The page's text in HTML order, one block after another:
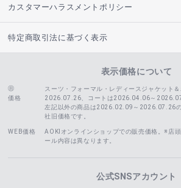
カスタマーハラスメントポリシー
特定商取引法に基づく表示
表示価格について
価格
スーツ・フォーマル・レディースジャケット
2026.07.26、コートは2026.04.06～
左記以外の商品は2026.02.09～2026.07.26
社旧価格です。
WEB価格
AOKIオンラインショップでの販売価格。※店
ール内容は異なります。
公式SNSアカウント